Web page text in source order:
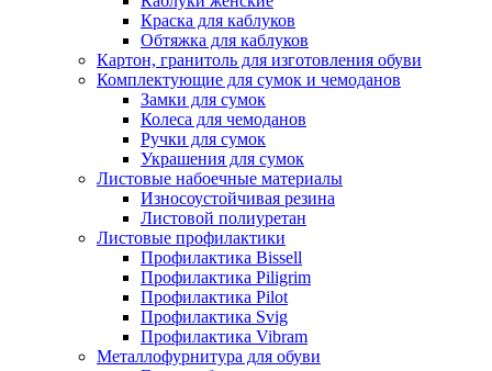
Краска для каблуков
Обтяжка для каблуков
Картон, гранитоль для изготовления обуви
Комплектующие для сумок и чемоданов
Замки для сумок
Колеса для чемоданов
Ручки для сумок
Украшения для сумок
Листовые набоечные материалы
Износоустойчивая резина
Листовой полиуретан
Листовые профилактики
Профилактика Bissell
Профилактика Piligrim
Профилактика Pilot
Профилактика Svig
Профилактика Vibram
Металлофурнитура для обуви